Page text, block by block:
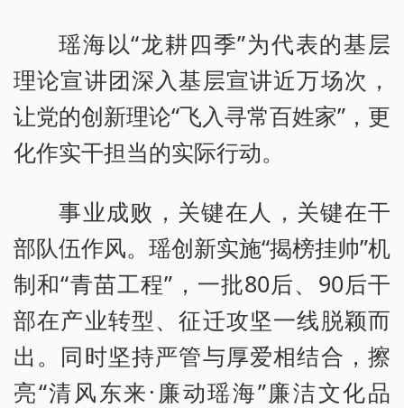
瑶海以“龙耕四季”为代表的基层
理论宣讲团深入基层宣讲近万场次，
让党的创新理论“飞入寻常百姓家”，更
化作实干担当的实际行动。
事业成败，关键在人，关键在干
部队伍作风。瑶创新实施“揭榜挂帅”机
制和“青苗工程”，一批80后、90后干
部在产业转型、征迁攻坚一线脱颖而
出。同时坚持严管与厚爱相结合，擦
亮“清风东来·廉动瑶海”廉洁文化品